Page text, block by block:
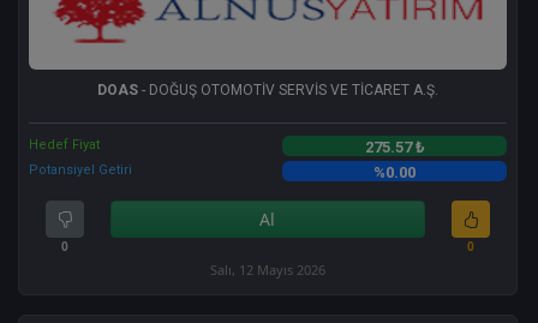
DOAS - DOĞUŞ OTOMOTİV SERVİS VE TİCARET A.Ş.
Hedef Fiyat 275.57 ₺
Potansiyel Getiri %0.00
0
Al
0
Salı, 12 Mayıs 2026